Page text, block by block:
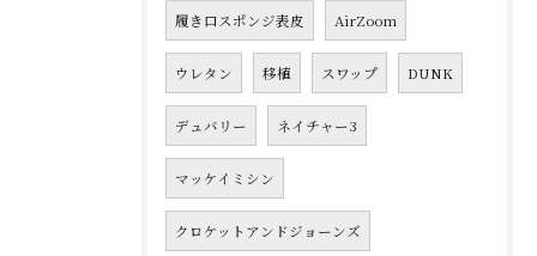
履き口スポンジ表皮 AirZoom
ウレタン 移植 スワップ DUNK
デュバリー ネイチャー3
マッケイミシン
クロケットアンドジョーンズ